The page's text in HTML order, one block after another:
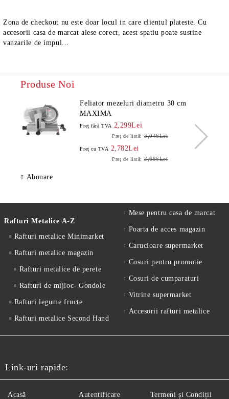
Zona de checkout nu este doar locul in care clientul plateste. Cu
accesorii casa de marcat alese corect, acest spatiu poate sustine
vanzarile de impul...
Produse Noi
Feliator mezeluri diametru 30 cm
MAXIMA
Preţ fără TVA 2,299Lei
Preț de listă: 3,046Lei
Preţ cu TVA 2,782Lei
Preț de listă: 3,686Lei
Abonare
Rafturi Metalice A-Z
Rafturi metalice Minimarket
Rafturi metalice magazin
Rafturi metalice de perete
Rafturi de mijloc- Gondole
Rafturi legume fructe
Rafturi metalice Second Hand
Mese pentru casa de marcat
Poarta de acces magazin
Carucioare supermarket
Cosuri pentru promotie
Cosuri de cumparaturi
Vitrine supermarket
Accesorii rafturi metalice
Link-uri rapide:
Acasă Autentificare Termeni și Condiții